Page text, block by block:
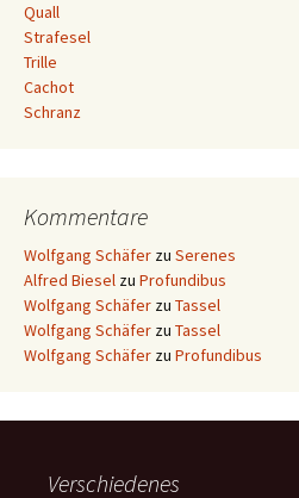
Quall
Strafesel
Trille
Cachot
Schranz
Kommentare
Wolfgang Schäfer zu Serenes
Alfred Biesel zu Profundibus
Wolfgang Schäfer zu Tassel
Wolfgang Schäfer zu Tassel
Wolfgang Schäfer zu Profundibus
Verschiedenes